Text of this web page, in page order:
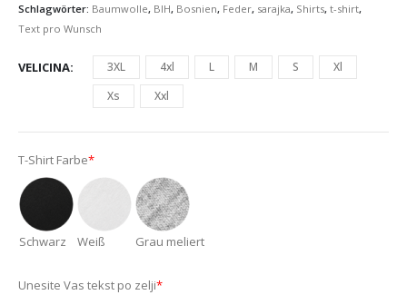
Schlagwörter: Baumwolle, BIH, Bosnien, Feder, sarajka, Shirts, t-shirt,
Text pro Wunsch
VELICINA 3XL 4xl L M S
Xl
Xs
Xxl
T-Shirt Farbe*
Schwarz Weiß Grau meliert
Unesite Vas tekst po zelji*